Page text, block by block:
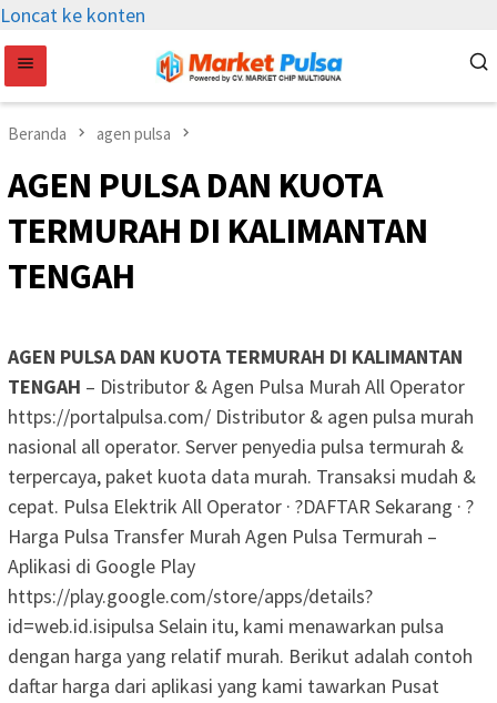
Loncat ke konten
Beranda agen pulsa
AGEN PULSA DAN KUOTA
TERMURAH DI KALIMANTAN
TENGAH
AGEN PULSA DAN KUOTA TERMURAH DI KALIMANTAN
TENGAH – Distributor & Agen Pulsa Murah All Operator
https://portalpulsa.com/ Distributor & agen pulsa murah
nasional all operator. Server penyedia pulsa termurah &
terpercaya, paket kuota data murah. Transaksi mudah &
cepat. Pulsa Elektrik All Operator · ?DAFTAR Sekarang · ?
Harga Pulsa Transfer Murah Agen Pulsa Termurah –
Aplikasi di Google Play
https://play.google.com/store/apps/details?
id=web.id.isipulsa Selain itu, kami menawarkan pulsa
dengan harga yang relatif murah. Berikut adalah contoh
daftar harga dari aplikasi yang kami tawarkan Pusat